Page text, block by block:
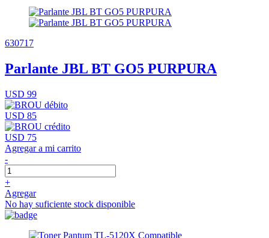
630717
Parlante JBL BT GO5 PURPURA
USD 99
USD 85
USD 75
Agregar a mi carrito
-
+
Agregar
No hay suficiente stock disponible